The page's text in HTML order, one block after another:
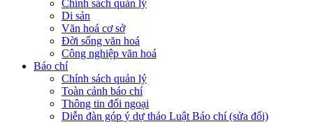
Chính sách quản lý
Di sản
Văn hoá cơ sở
Đời sống văn hoá
Công nghiệp văn hoá
Báo chí
Chính sách quản lý
Toàn cảnh báo chí
Thông tin đối ngoại
Diễn đàn góp ý dự thảo Luật Báo chí (sửa đổi)